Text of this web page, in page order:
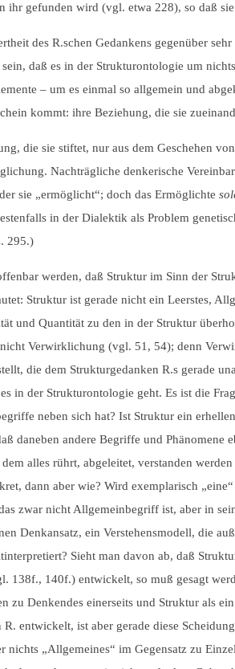
ihr gefunden wird (vgl. etwa 228), so daß
des R.schen Gedankens gegenüber
daß es in der Strukturontologie um
– um es einmal so allgemein und
kommt: ihre Beziehung, die sie
die sie stiftet, nur aus dem Geschehen
Nachträgliche denkerische
sie „ermöglicht“; doch das Ermöglichte
in der Dialektik als Problem
295.)
werden, daß Struktur im Sinn der
Struktur ist gerade nicht ein Leerstes,
und Quantität zu den in der Struktur
Verwirklichung (vgl. 51, 54); denn
die dem Strukturgedanken R.s gerade
in der Strukturontologie geht. Es ist die
neben sich hat? Ist Struktur ein
daneben andere Begriffe und
alles rührt, abgeleitet, verstanden
dann aber wie? Wird exemplarisch
zwar nicht Allgemeinbegriff ist, aber in
Denkansatz, ein Verstehensmodell, die
Sieht man davon ab, daß
138f., 140f.) entwickelt, so muß gesagt
zu Denkendes einerseits und Struktur als
R. entwickelt, ist aber gerade diese
nichts „Allgemeines“ im Gegensatz zu